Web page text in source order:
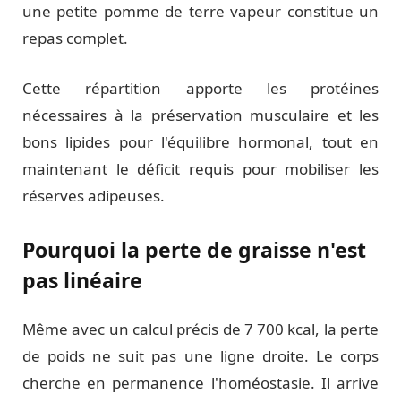
une petite pomme de terre vapeur constitue un
repas complet.
Cette répartition apporte les protéines
nécessaires à la préservation musculaire et les
bons lipides pour l'équilibre hormonal, tout en
maintenant le déficit requis pour mobiliser les
réserves adipeuses.
Pourquoi la perte de graisse n'est
pas linéaire
Même avec un calcul précis de 7 700 kcal, la perte
de poids ne suit pas une ligne droite. Le corps
cherche en permanence l'homéostasie. Il arrive